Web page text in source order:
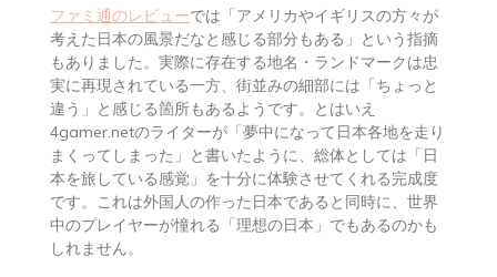
ファミ通のレビューでは「アメリカやイギリスの方々が
考えた日本の風景だなと感じる部分もある」という指摘
もありました。実際に存在する地名・ランドマークは忠
実に再現されている一方、街並みの細部には「ちょっと
違う」と感じる箇所もあるようです。とはいえ
4gamer.netのライターが「夢中になって日本各地を走り
まくってしまった」と書いたように、総体としては「日
本を旅している感覚」を十分に体験させてくれる完成度
です。これは外国人の作った日本であると同時に、世界
中のプレイヤーが憧れる「理想の日本」でもあるのかも
しれません。